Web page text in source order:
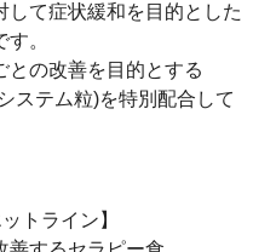
て症状緩和を目的とした
。
との改善を目的とする
ステム粒)を特別配合して
トライン】